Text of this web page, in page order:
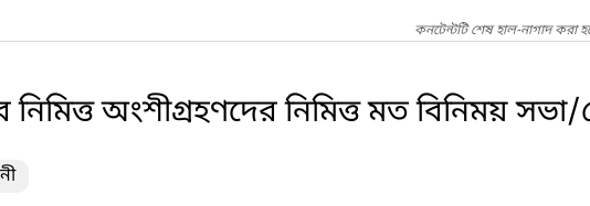
কনটেন্টটি শেষ হাল-নাগাদ করা
নিমিত্ত অংশীগ্রহণদের নিমিত্ত মত বিনিময় সভা/